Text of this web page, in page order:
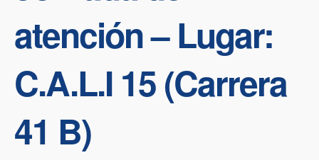
atención – Lugar:
C.A.L.I 15 (Carrera
41 B)